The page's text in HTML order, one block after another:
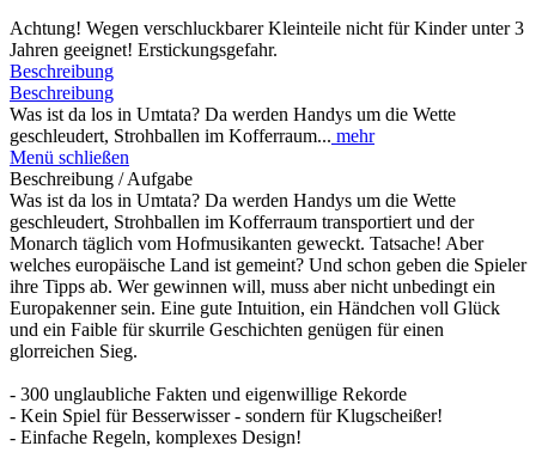
Achtung! Wegen verschluckbarer Kleinteile nicht für Kinder unter 3
Jahren geeignet! Erstickungsgefahr.
Beschreibung
Beschreibung
Was ist da los in Umtata? Da werden Handys um die Wette
geschleudert, Strohballen im Kofferraum... mehr
Menü schließen
Beschreibung / Aufgabe
Was ist da los in Umtata? Da werden Handys um die Wette
geschleudert, Strohballen im Kofferraum transportiert und der
Monarch täglich vom Hofmusikanten geweckt. Tatsache! Aber
welches europäische Land ist gemeint? Und schon geben die Spieler
ihre Tipps ab. Wer gewinnen will, muss aber nicht unbedingt ein
Europakenner sein. Eine gute Intuition, ein Händchen voll Glück
und ein Faible für skurrile Geschichten genügen für einen
glorreichen Sieg.
- 300 unglaubliche Fakten und eigenwillige Rekorde
- Kein Spiel für Besserwisser - sondern für Klugscheißer!
- Einfache Regeln, komplexes Design!